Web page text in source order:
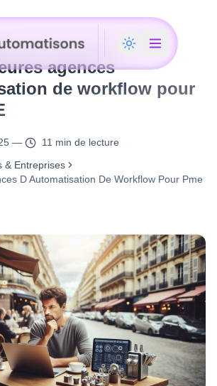
agences
de workflow pour
—
11 min de lecture
& Entreprises
D Automatisation De Workflow Pour Pme